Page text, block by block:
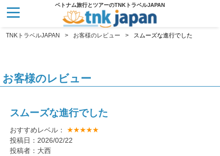
ベトナム旅行とツアーのTNKトラベルJAPAN
TNKトラベルJAPAN お客様のレビュー スムーズな進行でした
お客様のレビュー
スムーズな進行でした
おすすめレベル： ★★★★★
投稿日：2026/02/22
投稿者：大西